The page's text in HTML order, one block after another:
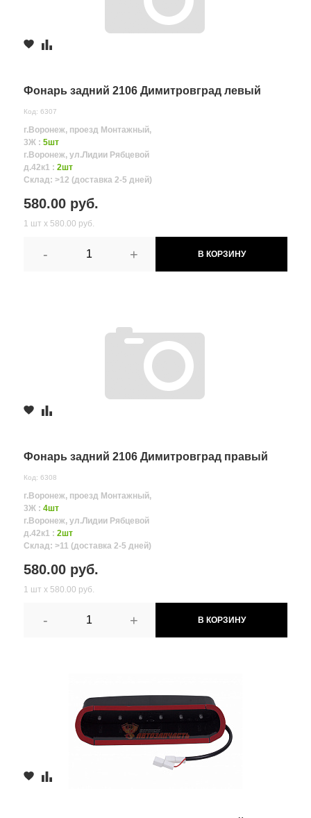
Фонарь задний 2106 Димитровград левый
Код: 6307
г.Воронеж, проезд Монтажный,
3Ж : 5шт
г.Воронеж, ул.Лидии Рябцевой
д.42к1 : 2шт
Склад: >12 (доставка 2-5 дней)
580.00 руб.
1 шт х 580.00 руб.
- + В КОРЗИНУ
Фонарь задний 2106 Димитровград правый
Код: 6308
г.Воронеж, проезд Монтажный,
3Ж : 4шт
г.Воронеж, ул.Лидии Рябцевой
д.42к1 : 2шт
Склад: >11 (доставка 2-5 дней)
580.00 руб.
1 шт х 580.00 руб.
- + В КОРЗИНУ